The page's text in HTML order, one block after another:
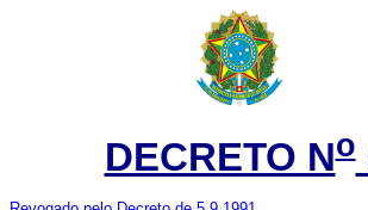
DECRETO No